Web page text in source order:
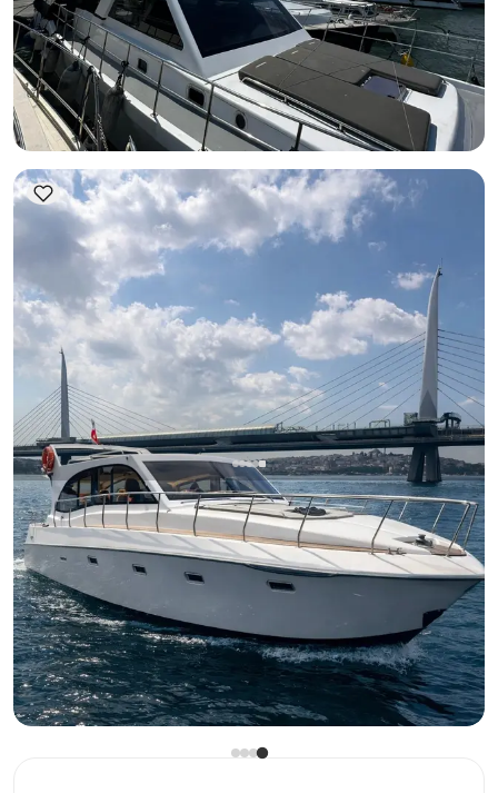
مع قبطان
يخت بمحرك
إبحار 12 شخص · 15.00m
الأقل
3.750 TL
عرض التوفر والسعر
بيبك, İstanbul قارب جديد
استمتع بيوم لا يُنسى في مضيق البوسفور مع يختنا الفاخر
Börümüz بطول 14 مترًا والذي يبحر من بيبيك (السعة: 10
أشخاص)يخت بمحرك
إبحار 10 شخص · 2 كابينة · 14.00m
الأقل
3.750 TL
عرض التوفر والسعر